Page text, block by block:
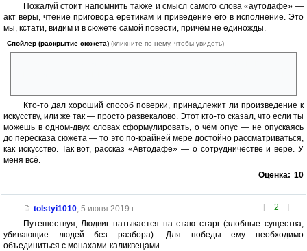
Пожалуй стоит напомнить также и смысл самого слова «аутодафе» —
акт веры, чтение приговора еретикам и приведение его в исполнение. Это
мы, кстати, видим и в сюжете самой повести, причём не единожды.
Спойлер (раскрытие сюжета) (кликните по нему, чтобы увидеть)
Кто-то дал хороший способ поверки, принадлежит ли произведение к
искусству, или же так — просто развекалово. Этот кто-то сказал, что если ты
можешь в одном-двух словах сформулировать, о чём опус — не опускаясь
до пересказа сюжета — то это по-крайней мере достойно рассматриваться,
как искусство. Так вот, рассказ «Автодафе» — о сотрудничестве и вере. У
меня всё.
Оценка: 10
[ 2 ]
tolstyi1010, 5 июня 2019 г.
Путешествуя, Людвиг натыкается на стаю старг (злобные существа,
убивающие людей без разбора). Для победы ему необходимо
объединиться с монахами-каликвецами.